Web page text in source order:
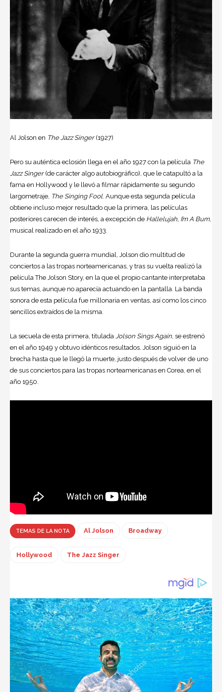
Al Jolson en The Jazz Singer(1927)
Pero su auténtica eclosión llega en el año 1927 con la película The
Jazz Singer(de carácter algo autobiográfico), que le catapultó a la
fama en Hollywood y le llevó a filmar rápidamente su segundo
largometraje, The Singing Fool. Aunque esta segunda película
obtiene incluso mejor resultado que la primera, las películas
posteriores carecen de interés, a excepción de Hallelujah, I’m A Bum,
musical realizado en el año 1933.
Durante la segunda guerra mundial, Jolson dio multitud de
conciertos a las tropas norteamericanas, y tras su vuelta realizó la
película The Jolson Story, en la que el propio cantante interpretaba
sus temas, aunque no aparecía actuando en la pantalla. La banda
sonora de esta película fue millonaria en ventas, así como los cinco
sencillos extraídos de la misma.
La secuela de esta primera, titulada Jolson Sings Again , se estrenó
en el año 1949 y obtuvo idénticos resultados. Jolson siguió en la
brecha hasta que le llegó la muerte, justo después de volver de uno
de sus conciertos para las tropas norteamericanas en Corea, en el
año 1950.
TEMAS DE LA NOTA Al Jolson Broadway
Hollywood The Jazz Singer